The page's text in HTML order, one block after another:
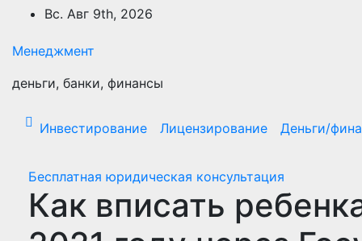
Перейти
содержимому
Вс. Авг 9th, 2026
Менеджмент
деньги, банки, финансы
Инвестирование Лицензирование Деньги/
Бесплатная юридическая консультация
Как вписать